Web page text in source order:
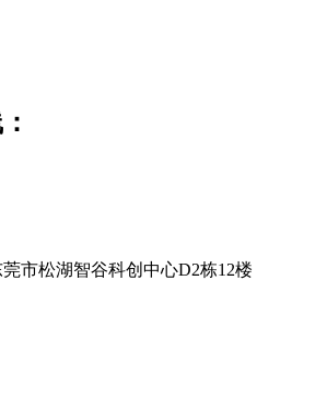
市松湖智谷科创中心D2栋12楼